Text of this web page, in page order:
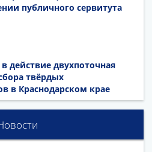
публичного сервитута
действие двухпоточная
твёрдых
в Краснодарском крае